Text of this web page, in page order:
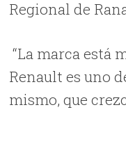
Regional de
“La marca está
Renault es uno
mismo, que